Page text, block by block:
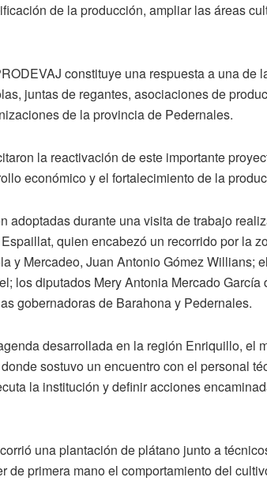
de la producción, ampliar las áreas
constituye una respuesta a una de
juntas de regantes, asociaciones de
de la provincia de Pedernales.
la reactivación de este importante
económico y el fortalecimiento de la
adoptadas durante una visita de trabajo
quien encabezó un recorrido por la
y Mercadeo, Juan Antonio Gómez Willians;
los diputados Mery Antonia Mercado
gobernadoras de Barahona y Pedernales.
desarrollada en la región Enriquillo, el
sostuvo un encuentro con el personal
la institución y definir acciones
una plantación de plátano junto a
de primera mano el comportamiento del